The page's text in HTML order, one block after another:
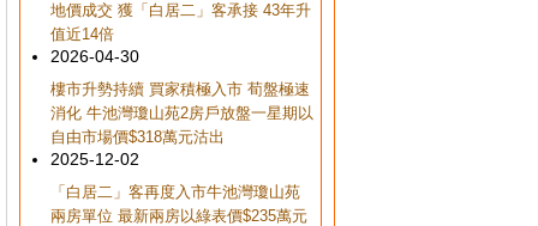
地價成交 獲「白居二」客承接 43年升
值近14倍
2026-04-30
樓市升勢持續 買家積極入市 荀盤極速
消化 牛池灣瓊山苑2房戶放盤一星期以
自由市場價$318萬元沽出
2025-12-02
「白居二」客再度入市牛池灣瓊山苑
兩房單位 最新兩房以綠表價$235萬元